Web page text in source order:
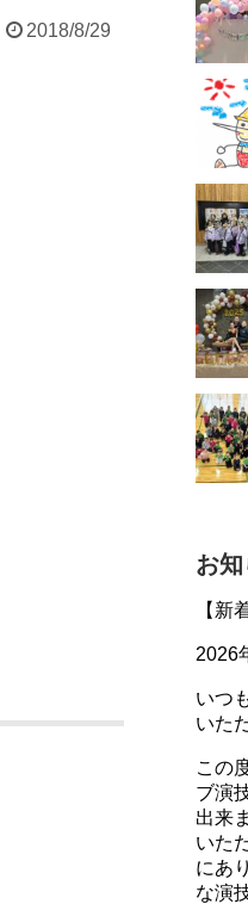
2018/8/29
お
【新
2026
いつ
いた
この
ブ演
出来
いた
にあ
な演